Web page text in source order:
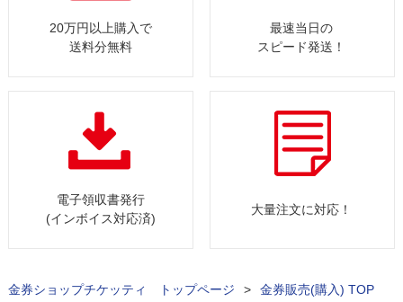
20万円以上購入で
送料分無料
最速当日の
スピード発送！
電子領収書発行
(インボイス対応済)
大量注文に対応！
金券ショップチケッティ トップページ >
金券販売(購入) TOP